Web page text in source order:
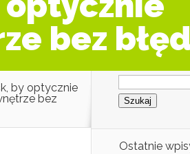
bez
by optycznie
bez
Szukaj:
Ostatnie